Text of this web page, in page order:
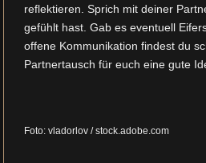
reflektieren. Sprich mit deiner
gefühlt hast. Gab es eventuell
offene Kommunikation findest du
Partnertausch für euch eine gute
Foto: vladorlov / stock.adobe.com